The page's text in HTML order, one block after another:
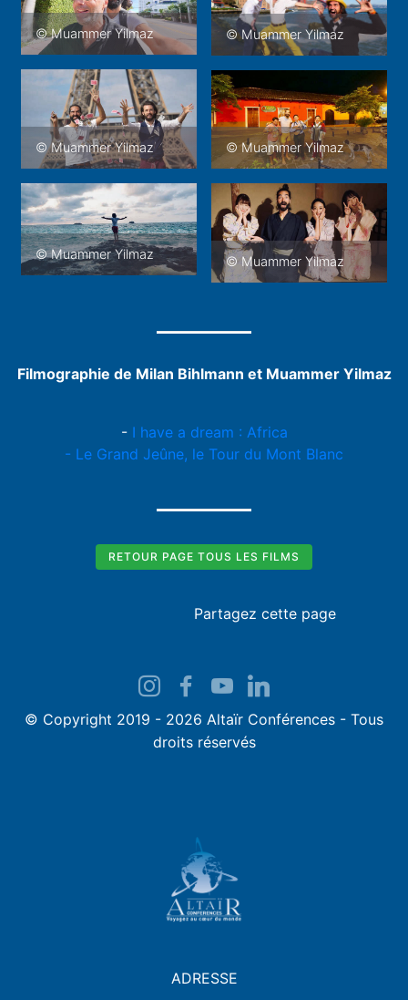
© Muammer Yilmaz © Muammer Yilmaz
© Muammer Yilmaz © Muammer Yilmaz
© Muammer Yilmaz © Muammer Yilmaz
Filmographie de Milan Bihlmann et Muammer Yilmaz
- I have a dream : Africa
- Le Grand Jeûne, le Tour du Mont Blanc
RETOUR PAGE TOUS LES FILMS
Partagez cette page
© Copyright 2019 - 2026 Altaïr Conférences - Tous
droits réservés
ADRESSE